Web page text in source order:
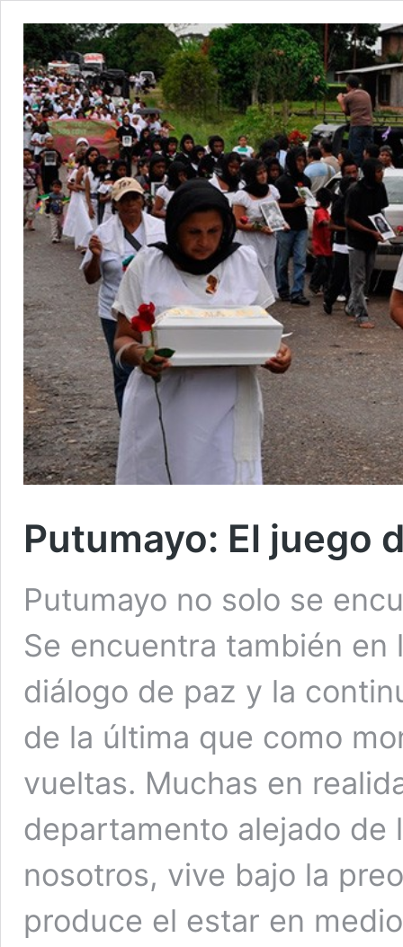
Putumayo: El juego
Putumayo no solo se
Se encuentra también
diálogo de paz y la
de la última que como
vueltas. Muchas en
departamento alejado de
nosotros, vive bajo la
produce el estar en